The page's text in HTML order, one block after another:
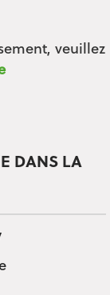
veuillez
DANS LA